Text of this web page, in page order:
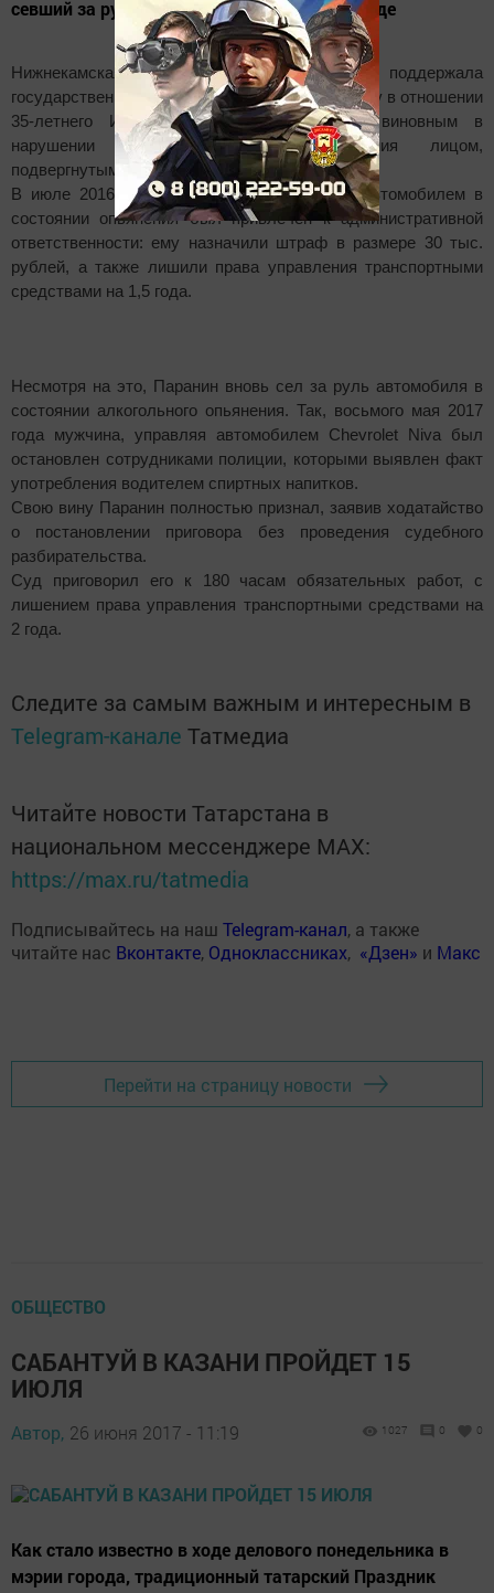
севший за руль автомобиля в нетрезвом виде
Нижнекамская городская прокуратура поддержала
государственное обвинение по уголовному делу в отношении
35-летнего Ивана Паранина. Он признан виновным в
нарушении правил дорожного движения лицом,
подвергнутым административному наказанию.
В июле 2016 года Паранин за управление автомобилем в
состоянии опьянения был привлечен к административной
ответственности: ему назначили штраф в размере 30 тыс.
рублей, а также лишили права управления транспортными
средствами на 1,5 года.
Несмотря на это, Паранин вновь сел за руль автомобиля в
состоянии алкогольного опьянения. Так, восьмого мая 2017
года мужчина, управляя автомобилем Chevrolet Niva был
остановлен сотрудниками полиции, которыми выявлен факт
употребления водителем спиртных напитков.
Свою вину Паранин полностью признал, заявив ходатайство
о постановлении приговора без проведения судебного
разбирательства.
Суд приговорил его к 180 часам обязательных работ, с
лишением права управления транспортными средствами на
2 года.
Следите за самым важным и интересным в
Telegram-канале Татмедиа
Читайте новости Татарстана в
национальном мессенджере MАХ:
https://max.ru/tatmedia
Подписывайтесь на наш Telegram-канал, а также
читайте нас Вконтакте, Одноклассниках, «Дзен» и Макс
Перейти на страницу новости
ОБЩЕСТВО
САБАНТУЙ В КАЗАНИ ПРОЙДЕТ 15
ИЮЛЯ
Автор, 26 июня 2017 - 11:19 1027 0 0
Как стало известно в ходе делового понедельника в
мэрии города, традиционный татарский Праздник